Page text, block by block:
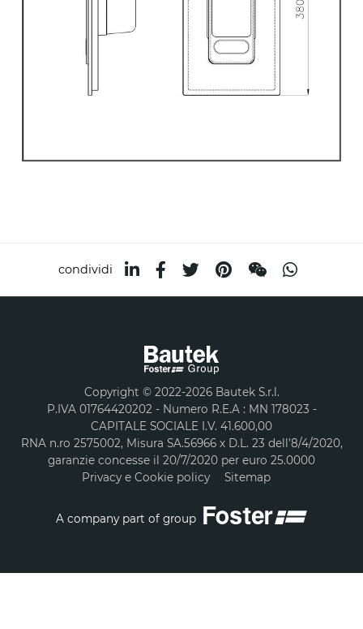
condividi
Copyright © 2022-2026 Bautek S.r.l.
P.IVA 01764420202 - Numero R.E.A : MN 178023 -
CAPITALE SOCIALE I.V. 41.600,00
RNA n.ro 2575002, Misura SA.56966 x D.L. 23 dell’8/4/2020,
garanzie concesse il 20/7/2020 per euro 25.0000
Privacy e Cookie policy
Sitemap
A company part of group